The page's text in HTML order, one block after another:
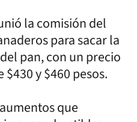
la comisión del
para sacar la
pan, con un precio
y $460 pesos.
que